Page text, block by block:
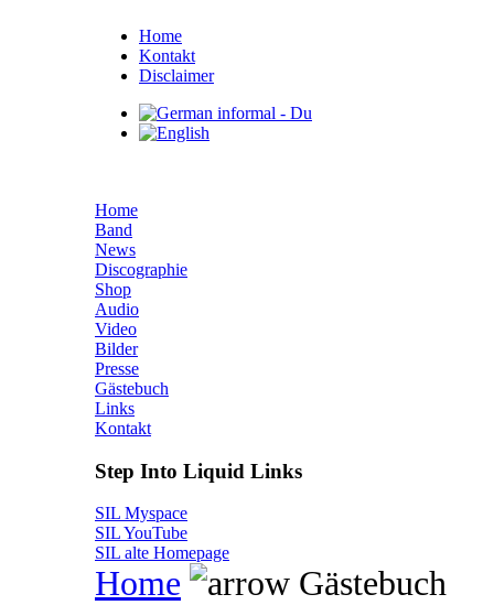
Home
Kontakt
Disclaimer
Home
Band
News
Discographie
Shop
Audio
Video
Bilder
Presse
Gästebuch
Links
Kontakt
Step Into Liquid Links
SIL Myspace
SIL YouTube
SIL alte Homepage
Home Gästebuch